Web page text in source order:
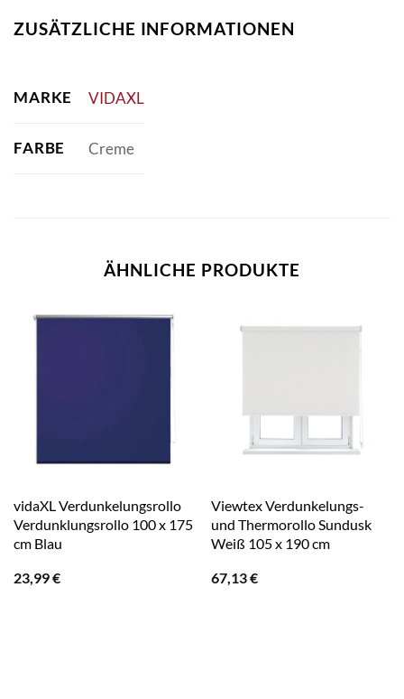
ZUSÄTZLICHE INFORMATIONEN
MARKE VIDAXL
FARBE Creme
ÄHNLICHE PRODUKTE
vidaXL Verdunkelungsrollo
Verdunklungsrollo 100 x 175
cm Blau
23,99€
Viewtex Verdunkelungs-
und Thermorollo Sundusk
Weiß 105 x 190 cm
67,13€